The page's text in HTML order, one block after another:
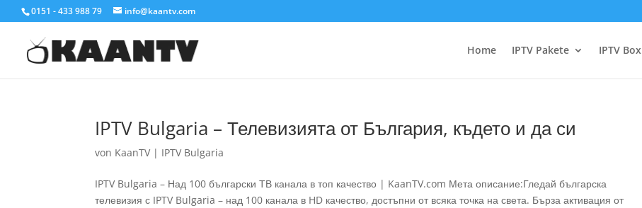
0151 - 433 988 79 info@kaantv.com
Home IPTV Pakete IPTV Box
IPTV Bulgaria – Телевизията от България, където и да си
von KaanTV| IPTV Bulgaria
IPTV Bulgaria – Над 100 български ТВ канала в топ качество | KaanTV.com Мета описание:Гледай българска
телевизия с IPTV Bulgaria – над 100 канала в HD качество, достъпни от всяка точка на света. Бърза активация от